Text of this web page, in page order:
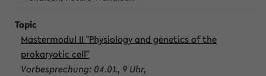
Mastermodul II "Physiology and genetics of the
prokaryotic cell"
Vorbesprechung: 04.01., 9 Uhr,